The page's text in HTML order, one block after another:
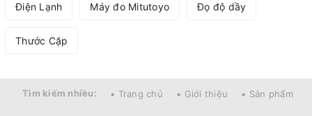
Điện Lạnh Máy đo Mitutoyo Đọ độ dầy
Thước Cặp
Tìm kiếm nhiều: • Trang chủ • Giới thiệu • Sản phẩm